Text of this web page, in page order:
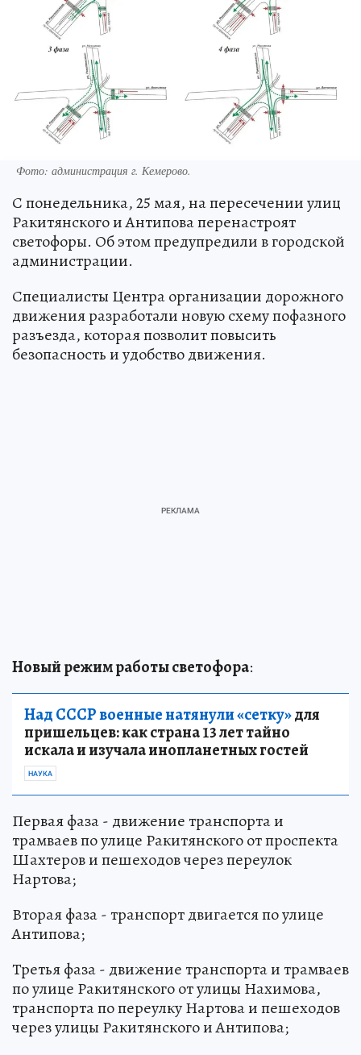
Фото: администрация г. Кемерово.
С понедельника, 25 мая, на пересечении улиц
Ракитянского и Антипова перенастроят
светофоры. Об этом предупредили в городской
администрации.
Специалисты Центра организации дорожного
движения разработали новую схему пофазного
разъезда, которая позволит повысить
безопасность и удобство движения.
Новый режим работы светофора:
Над СССР военные натянули «сетку»для
пришельцев: как страна 13 лет тайно
искала и изучала инопланетных гостей
НАУКА
Первая фаза - движение транспорта и
трамваев по улице Ракитянского от проспекта
Шахтеров и пешеходов через переулок
Нартова;
Вторая фаза - транспорт двигается по улице
Антипова;
Третья фаза - движение транспорта и трамваев
по улице Ракитянского от улицы Нахимова,
транспорта по переулку Нартова и пешеходов
через улицы Ракитянского и Антипова;